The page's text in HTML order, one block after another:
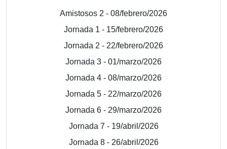
Amistosos 2 - 08/febrero/2026
Jornada 1 - 15/febrero/2026
Jornada 2 - 22/febrero/2026
Jornada 3 - 01/marzo/2026
Jornada 4 - 08/marzo/2026
Jornada 5 - 22/marzo/2026
Jornada 6 - 29/marzo/2026
Jornada 7 - 19/abril/2026
Jornada 8 - 26/abril/2026